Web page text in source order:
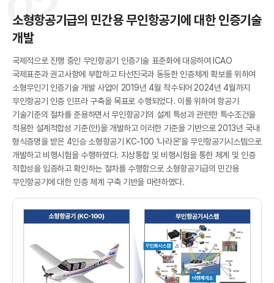
항
공
소형항공기급의 민간용 무인항공기에 대한 인증기술
개발
국제적으로 진행 중인 무인항공기 인증기술 표준화에 대응하여 ICAO
국제표준과 권고사항에 부합하고 타선진국과 동등한 인증체계 확보를 위하여
소형무인기 인증기술 개발 사업이 2019년 4월 착수되어 2024년 4월까지
무인항공기 인증 인프라 구축을 목표로 수행되었다. 이를 위하여 항공기
기술기준의 절차를 준용하면서 무인항공기의 설계 특성과 관련한 특수조건을
적용한 설계적합성 기준(안)을 개발하고 이러한 기준을 기반으로 2013년 국내
형식증명을 받은 4인승 소형항공기 KC-100 ‘나라온’을 무인항공기시스템으로
개발하고 비행시험을 수행하였다. 지상통합 및 비행시험을 통한 체계 및 인증
적합성을 입증하고 확인하는 절차를 수행함으로 소형항공기급의 민간용
무인항공기에 대한 인증 체계 구축 기반을 마련하였다.